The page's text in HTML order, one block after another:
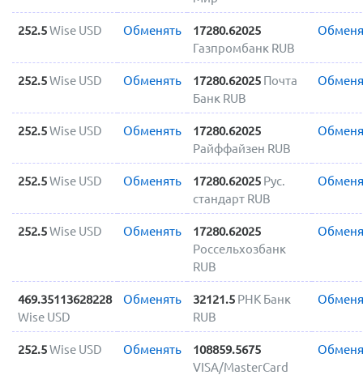
252.5Wise USD Обменять
17280.62025
Газпромбанк RUB
252.5Wise USD Обменять 17280.62025 Почта
Банк RUB
252.5Wise USD Обменять
17280.62025
Райффайзен RUB
252.5Wise USD Обменять 17280.62025 Рус.
стандарт RUB
252.5Wise USD Обменять
17280.62025
Россельхозбанк
RUB
469.35113628228
Wise USD
Обменять 32121.5 РНК Банк
RUB
252.5Wise USD Обменять
108859.5675
VISA/MasterCard